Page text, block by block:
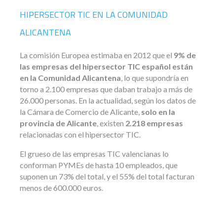
HIPERSECTOR TIC EN LA COMUNIDAD
ALICANTENA
La comisión Europea estimaba en 2012 que el 9% de
las empresas del hipersector TIC español están
en la Comunidad Alicantena, lo que supondría en
torno a 2.100 empresas que daban trabajo a más de
26.000 personas. En la actualidad, según los datos de
la Cámara de Comercio de Alicante, solo en la
provincia de Alicante, existen 2.218 empresas
relacionadas con el hipersector TIC.
El grueso de las empresas TIC valencianas lo
conforman PYMEs de hasta 10 empleados, que
suponen un 73% del total, y el 55% del total facturan
menos de 600.000 euros.